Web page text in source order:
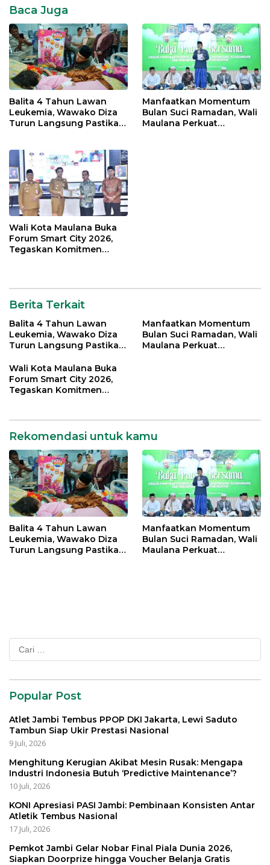
Baca Juga
Balita 4 Tahun Lawan
Leukemia, Wawako Diza
Turun Langsung Pastikan
Manfaatkan Momentum
Bulan Suci Ramadan, Wali
Maulana Perkuat
Wali Kota Maulana Buka
Forum Smart City 2026,
Tegaskan Komitmen
Berita Terkait
Balita 4 Tahun Lawan
Leukemia, Wawako Diza
Turun Langsung Pastikan
Manfaatkan Momentum
Bulan Suci Ramadan, Wali
Maulana Perkuat
Wali Kota Maulana Buka
Forum Smart City 2026,
Tegaskan Komitmen
Rekomendasi untuk kamu
Balita 4 Tahun Lawan
Leukemia, Wawako Diza
Turun Langsung Pastikan
Manfaatkan Momentum
Bulan Suci Ramadan, Wali
Maulana Perkuat
Popular Post
Atlet Jambi Tembus PPOP DKI Jakarta, Lewi Saduto
Tambun Siap Ukir Prestasi Nasional
9 Juli, 2026
Menghitung Kerugian Akibat Mesin Rusak: Mengapa
Industri Indonesia Butuh ‘Predictive Maintenance’?
10 Juli, 2026
KONI Apresiasi PASI Jambi: Pembinaan Konsisten Antar
Atletik Tembus Nasional
17 Juli, 2026
Pemkot Jambi Gelar Nobar Final Piala Dunia 2026,
Siapkan Doorprize hingga Voucher Belanja Gratis